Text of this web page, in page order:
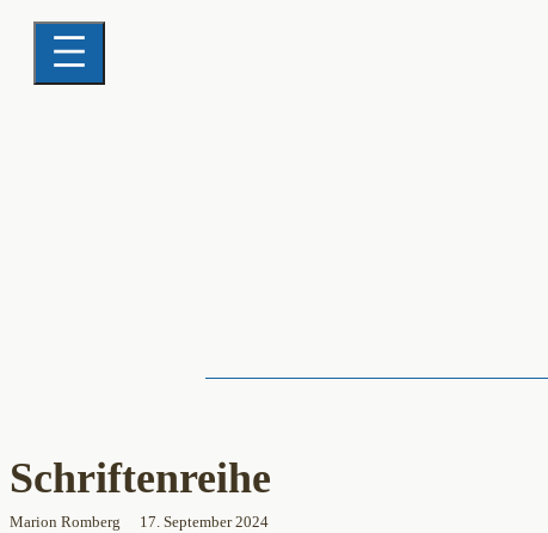
Schriftenreihe
Marion Romberg 17. September 2024